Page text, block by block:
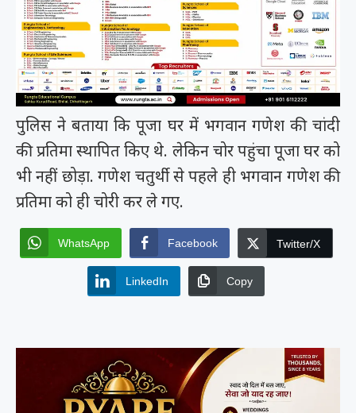
पुलिस ने बताया कि पूजा घर में भगवान गणेश की चांदी
की प्रतिमा स्थापित किए थे. लेकिन चोर पहुंचा पूजा घर को
भी नहीं छोड़ा. गणेश चतुर्थी से पहले ही भगवान गणेश की
प्रतिमा को ही चोरी कर ले गए.
WhatsApp Facebook Twitter/X
LinkedIn Copy